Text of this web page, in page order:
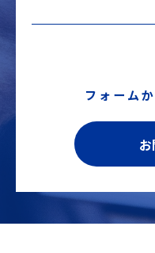
フォーム